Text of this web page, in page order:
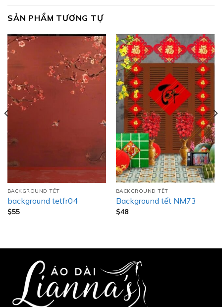
SẢN PHẨM TƯƠNG TỰ
BACKGROUND TẾT
background tetfr04
$55
BACKGROUND TẾT
Background tết NM73
$48